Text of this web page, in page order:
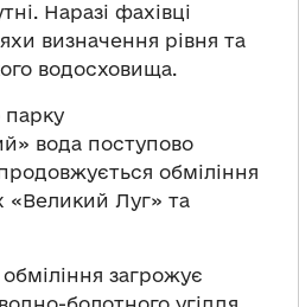
Наразі фахівці
визначення рівня та
водосховища.
парку
вода поступово
обміління
«Великий Луг» та
загрожує